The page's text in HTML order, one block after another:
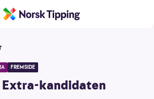
FREMSIDE
kandidaten